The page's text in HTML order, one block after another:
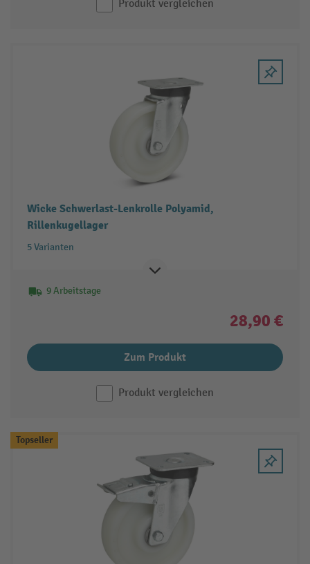
Produkt vergleichen
Wicke Schwerlast-Lenkrolle Polyamid,
Rillenkugellager
5 Varianten
9 Arbeitstage
28,90 €
Zum Produkt
Produkt vergleichen
Topseller